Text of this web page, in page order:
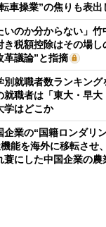
車操業”の焦りも表出
いのか分からない」
税額控除はその場し
革議論”と指摘
別就職者数ランキン
就職者は「東大・早
学はどこか
企業の“国籍ロンダリ
能を海外に移転させ
蓑にした中国企業の